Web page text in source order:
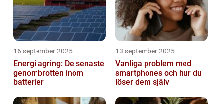
16 september 2025
Energilagring: De senaste
genombrotten inom
batterier
13 september 2025
Vanliga problem med
smartphones och hur du
löser dem själv